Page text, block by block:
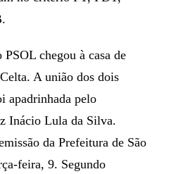
PSOL chegou à casa de
A união dos dois
apadrinhada pelo
Inácio Lula da Silva.
da Prefeitura de São
feira, 9. Segundo